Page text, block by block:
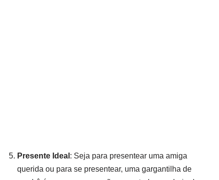
Presente Ideal : Seja para presentear uma amiga
querida ou para se presentear, uma gargantilha de